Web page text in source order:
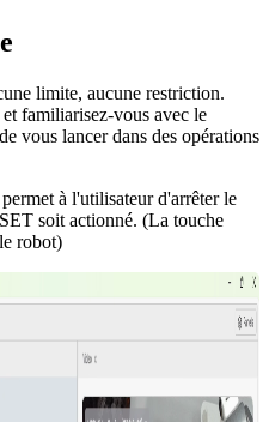
limite, aucune restriction.
familiarisez-vous avec le
vous lancer dans des opérations
à l'utilisateur d'arrêter le
soit actionné. (La touche
robot)